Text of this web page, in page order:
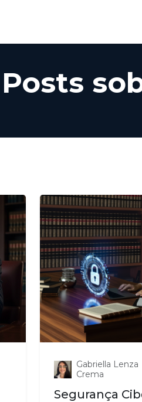
Posts
Gabriella Lenza
Crema
Segurança